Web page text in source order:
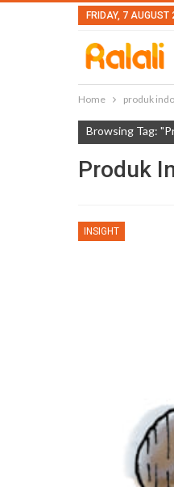
FRIDAY, 7 AUGUST
Home produk
Browsing Tag:
Produk
INSIGHT